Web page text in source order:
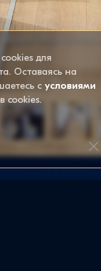
для
Оставаясь на
с условиями
cookies.